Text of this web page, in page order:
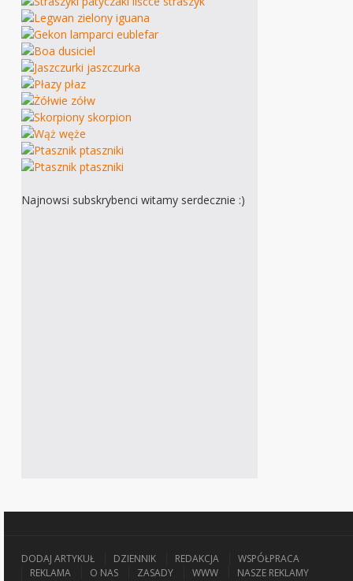
Najnowsi subskrybenci witamy serdecznie :)
DODAJ ARTYKUŁ DZIENNIK REDAKCJA
WSPÓŁPRACA
REKLAMA
O NAS ZASADY WWW
NASZE REKLAMY